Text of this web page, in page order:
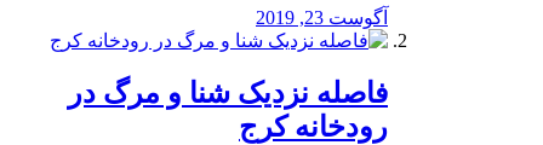
آگوست 23, 2019
️فاصله نزدیک شنا و مرگ در
رودخانه کرج